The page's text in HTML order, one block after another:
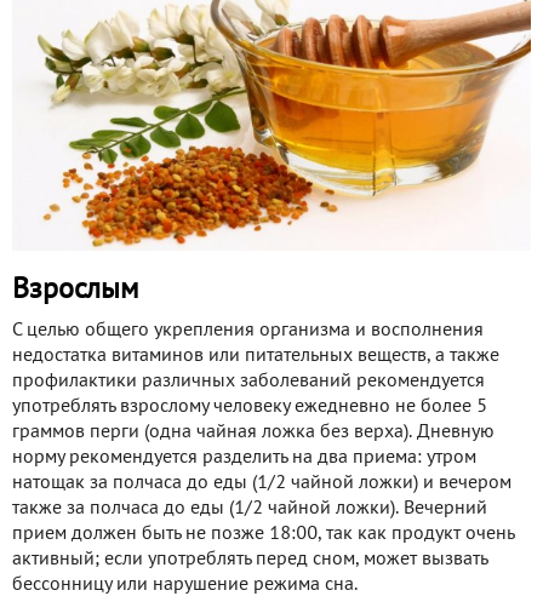
Взрослым
С целью общего укрепления организма и восполнения
недостатка витаминов или питательных веществ, а также
профилактики различных заболеваний рекомендуется
употреблять взрослому человеку ежедневно не более 5
граммов перги (одна чайная ложка без верха). Дневную
норму рекомендуется разделить на два приема: утром
натощак за полчаса до еды (1/2 чайной ложки) и вечером
также за полчаса до еды (1/2 чайной ложки). Вечерний
прием должен быть не позже 18:00, так как продукт очень
активный; если употреблять перед сном, может вызвать
бессонницу или нарушение режима сна.